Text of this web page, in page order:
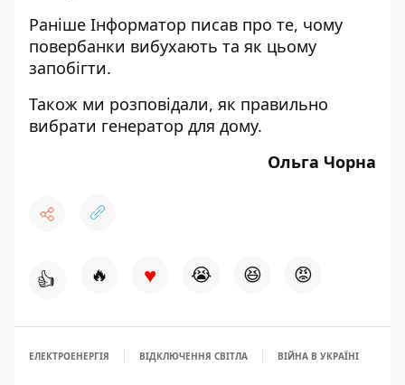
Раніше Інформатор писав про те, чому
повербанки вибухають та як цьому
запобігти.
Також ми розповідали, як правильно
вибрати генератор для дому.
Ольга Чорна
👍 🔥 ♥ 😭 😆 😡
ЕЛЕКТРОЕНЕРГІЯ ВІДКЛЮЧЕННЯ СВІТЛА ВІЙНА В УКРАЇНІ